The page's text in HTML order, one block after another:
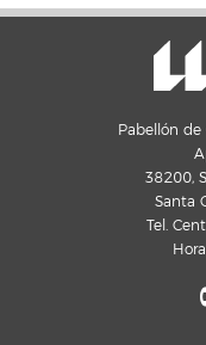
Pabellón de
38200,
Santa
Tel.